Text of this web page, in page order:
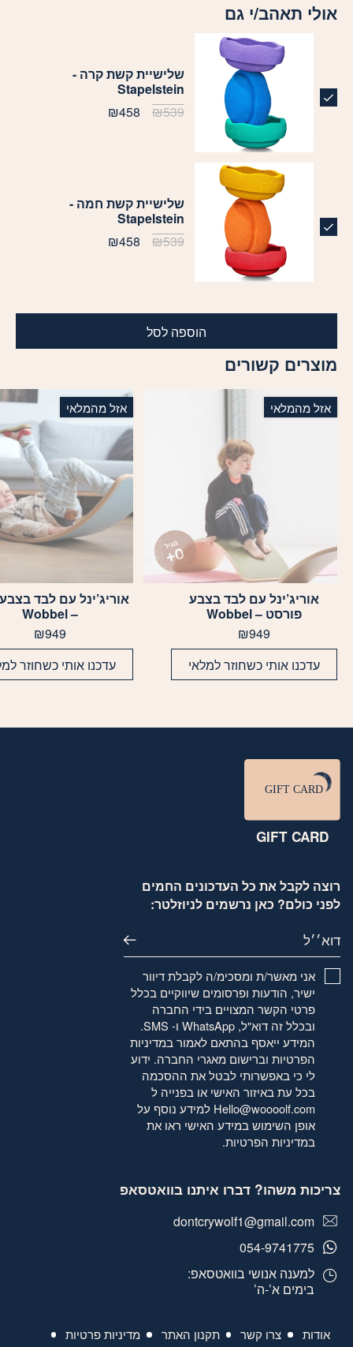
אולי תאהב/י גם
שלישיית קשת קרה -
Stapelstein
₪539
המחיר
₪458
שלישיית קשת חמה -
Stapelstein
₪539
המחיר
₪458
הוספה לסל
מוצרים קשורים
אזל מהמלאי
אוריג’ינל עם לבד בצבע
פורסט – Wobbel
₪949
עדכנו אותי כשחוזר למלאי
אזל מהמלאי
אוריג’ינל עם לבד
– Wobbel
₪949
עדכנו אותי כשחוזר
רוצה לקבל את כל העדכונים החמים
לפני כולם? כאן נרשמים לניוזלטר:
דוא׳׳ל
אני מאשר/ת ומסכימ/ה לקבלת דיוור
ישיר, הודעות ופרסומים שיווקיים בכלל
פרטי הקשר המצויים בידי החברה
ובכלל זה דוא"ל, WhatsApp ו- SMS.
המידע ייאסף בהתאם לאמורבמדיניות
הפרטיותוברישום מאגרי החברה. ידוע
לי כי באפשרותי לבטל את ההסכמה
בכל עת באיזור האישי או בפנייה ל
Hello@woooolf.com למידע נוסף על
אופן השימוש במידע האישי ראו את
במדיניות הפרטיות.
אודות צרו קשר תקנון האתר מדיניות פרטיות
צריכות משהו? דברו איתנו בוואטסאפ
dontcrywolf1@gmail.com
054-9741775
למענה אנושי בוואטסאפ:
בימים א’-ה’
GIFT CARD